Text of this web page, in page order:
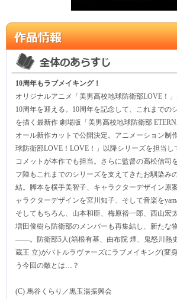
10周年もラブメイキング！
オリジナルアニメ「美男高校地球防衛部LOVE！
10周年を迎える。10周年を記念して、これまでの
を描く最新作 劇場版「美男高校地球防衛部
オール新作カットで公開決定。アニメーション制
球防衛部LOVE！LOVE！」以降シリーズを担当し
コメットが本作でも担当。さらに監督の高松信司
フ陣もこれまでのシリーズを支えてきたお馴染み
結。脚本を横手美智子、キャラクターデザイン原
ャラクターデザインを宮川知子、そして音楽を
そしてもちろん、山本和臣、梅原裕一郎、西山宏
増田俊樹ら防衛部のメンバーも再集結し、新たな
――。防衛部5人(箱根有基、由布院 煙、鬼怒川熱
蔵王 立)がバトルラヴァーズにラブメイキング(変
う今回の敵とは…？
(C) 馬谷くらり／黒玉湯振興会